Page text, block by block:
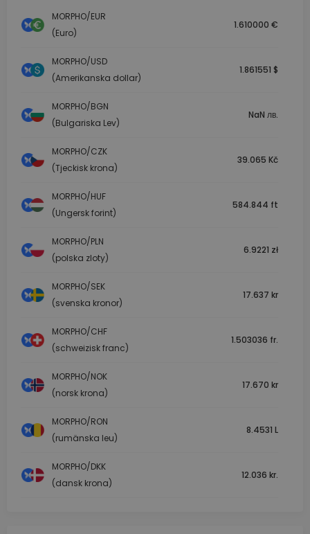
MORPHO/EUR
(Euro)
1.610000 €
MORPHO/USD
(Amerikanska dollar)
1.861551 $
MORPHO/BGN
(Bulgariska Lev)
NaN лв.
MORPHO/CZK
(Tjeckisk krona)
39.065 Kč
MORPHO/HUF
(Ungersk forint)
584.844 ft
MORPHO/PLN
(polska zloty)
6.9221 zł
MORPHO/SEK
(svenska kronor)
17.637 kr
MORPHO/CHF
(schweizisk franc)
1.503036 fr.
MORPHO/NOK
(norsk krona)
17.670 kr
MORPHO/RON
(rumänska leu)
8.4531 L
MORPHO/DKK
(dansk krona)
12.036 kr.